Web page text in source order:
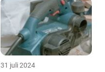
31 juli 2024